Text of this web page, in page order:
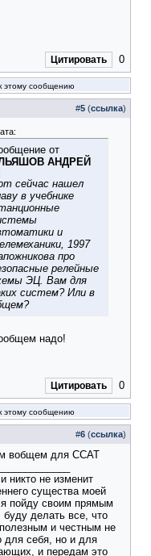
Цитировать 0
этому сообщению
#5 (ссылка)
от
АНДРЕЙ
сейчас нашел
в учебнике
и
1997
про
релейные
ЭЦ. Вам для
систем? Или в
надо!
Цитировать 0
этому сообщению
#6 (ссылка)
вобщем для ССАТ
никто не изменит
существа моей
пойду своим прямым
буду делать все, что
и честным не
для себя, но и для
и передам это